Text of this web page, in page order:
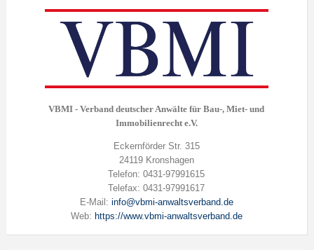
VBMI - Verband deutscher Anwälte für Bau-, Miet- und
Immobilienrecht e.V.
Eckernförder Str. 315
24119 Kronshagen
Telefon: 0431-97991615
Telefax: 0431-97991617
E-Mail: info@vbmi-anwaltsverband.de
Web: https://www.vbmi-anwaltsverband.de